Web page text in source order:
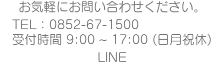
お気軽にお問い合わせください。
TEL： 0852-67-1500
受付時間 9:00 ~ 17:00 (日月祝休)
LINE